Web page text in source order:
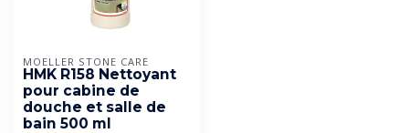
MOELLER STONE CARE
HMK R158 Nettoyant
pour cabine de
douche et salle de
bain 500 ml